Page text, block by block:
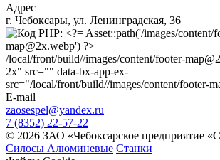
Адрес
г. Чебоксары, ул. Ленинградская, 36
/local/front/build//images/content/footer-
2x" src="" data-bx-app-ex-
src="/local/front/build//images/content/footer-
E-mail
zaosespel@yandex.ru
7 (8352) 22-57-22
© 2026 ЗАО «Чебоксарское предприятие
Силосы Алюминевые Станки